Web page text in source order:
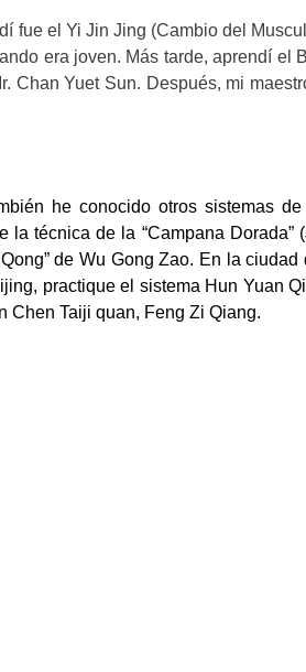
fue el Yi Jin Jing (Cambio del
era joven. Más tarde, aprendí el
Chan Yuet Sun. Después, mi
he conocido otros sistemas
la técnica de la “Campana Dorada”
de Wu Gong Zao. En la
practiqueel sistema Hun YuanQ
Chen Taiji quan, Feng Zi Qiang.